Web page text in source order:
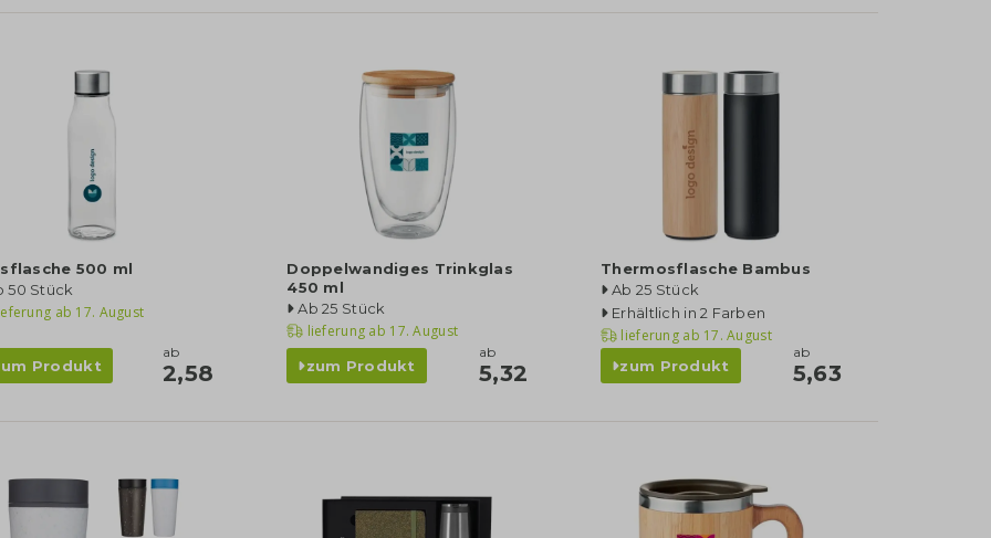
500 ml
50 Stück
ab 17. August
Produkt
ab
2,58
Doppelwandiges Trinkglas
450 ml
Ab 25 Stück
lieferung ab 17. August
zum Produkt
ab
5,32
Thermosflasche Bambus
Ab 25 Stück
Erhältlich in 2 Farben
lieferung ab 17. August
zum Produkt
ab
5,63